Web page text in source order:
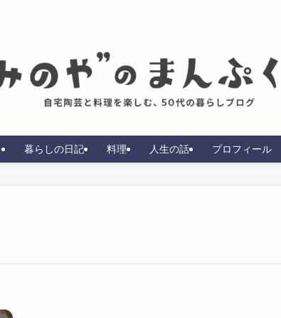
暮らしの日記 料理 人生の話 プロフィール